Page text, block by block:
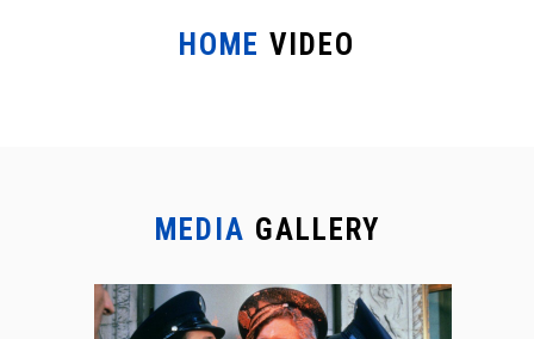
HOME VIDEO
MEDIA GALLERY